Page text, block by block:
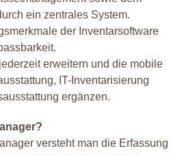
ein zentrales System.
der Inventarsoftware
erweitern und die mobile
IT-Inventarisierung
ergänzen.
versteht man die Erfassung